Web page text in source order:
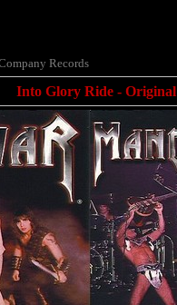
Records
Into Glory Ride -